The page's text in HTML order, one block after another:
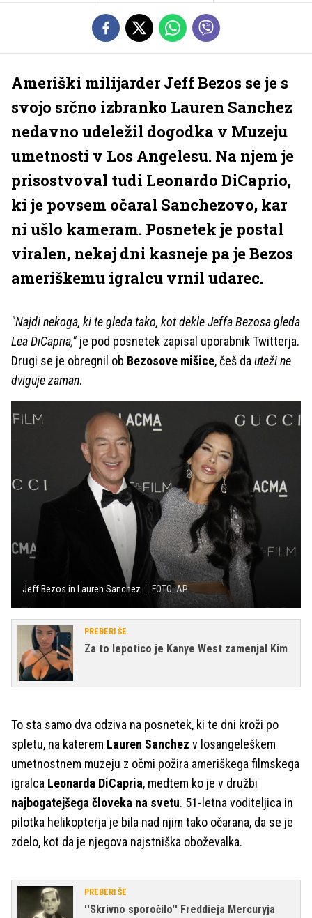
Ameriški milijarder Jeff Bezos se je s
svojo srčno izbranko Lauren Sanchez
nedavno udeležil dogodka v Muzeju
umetnosti v Los Angelesu. Na njem je
prisostvoval tudi Leonardo DiCaprio,
ki je povsem očaral Sanchezovo, kar
ni ušlo kameram. Posnetek je postal
viralen, nekaj dni kasneje pa je Bezos
ameriškemu igralcu vrnil udarec.
"Najdi nekoga, ki te gleda tako, kot dekle Jeffa Bezosa gleda
Lea DiCapria," je pod posnetek zapisal uporabnik Twitterja.
Drugi se je obregnil ob Bezosove mišice, češ da uteži ne
dviguje zaman.
Jeff Bezos in Lauren Sanchez FOTO: AP
PREBERI ŠE
Za to lepotico je Kanye West zamenjal Kim
To sta samo dva odziva na posnetek, ki te dni kroži po
spletu, na katerem Lauren Sanchez v losangeleškem
umetnostnem muzeju z očmi požira ameriškega filmskega
igralca Leonarda DiCapria, medtem ko je v družbi
najbogatejšega človeka na svetu. 51-letna voditeljica in
pilotka helikopterja je bila nad njim tako očarana, da se je
zdelo, kot da je njegova najstniška oboževalka.
PREBERI ŠE
''Skrivno sporočilo'' Freddieja Mercuryja